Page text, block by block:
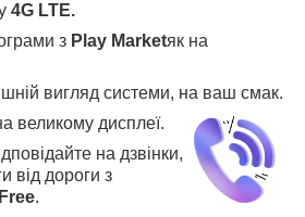
4G LTE.
з Play Marketяк на
вигляд системи, на ваш смак.
великому дисплеї.
на дзвінки,
від дороги з
.